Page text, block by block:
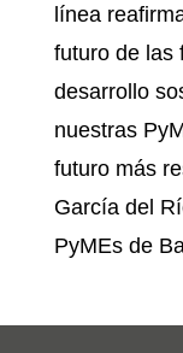
línea
futuro de las
desarrollo
nuestras
futuro más
García del
PyMEs de